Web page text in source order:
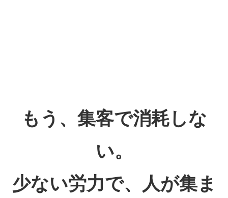
もう、集客で消耗しな
い。
少ない労力で、人が集ま